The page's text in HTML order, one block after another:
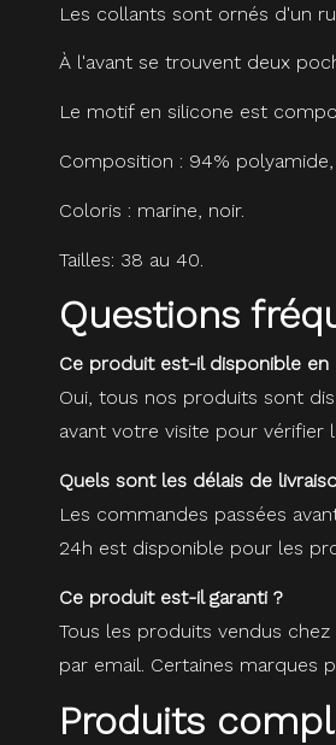
Les collants sont ornés d'un
À l'avant se trouvent deux
Le motif en silicone est
Composition : 94%
Coloris : marine, noir.
Tailles: 38 au 40.
Questions
Ce produit est-il disponible en
Oui, tous nos produits sont
avant votre visite pour vérifier
Quels sont les délais de
Les commandes passées
24h est disponible pour les
Ce produit est-il garanti ?
Tous les produits vendus
par email. Certaines marques
Produits